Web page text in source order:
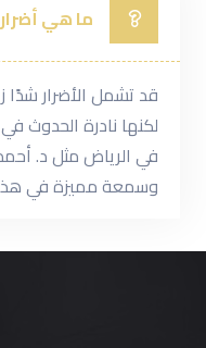
ما هي
قد تشمل الأضرار شدًا
لكنها نادرة الحدوث
في الرياض مثل د.
وسمعة مميزة في